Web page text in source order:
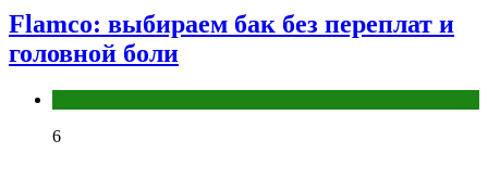
Flamco: выбираем бак без переплат и
головной боли
6